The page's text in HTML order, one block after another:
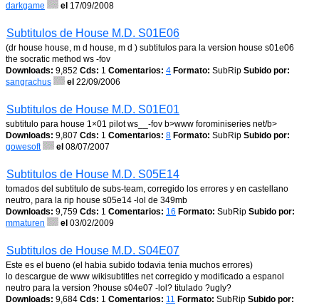
darkgame
el 17/09/2008
Subtitulos de House M.D. S01E06
(dr house house, m d house, m d ) subtitulos para la version house s01e06
the socratic method ws -fov
Downloads: 9,852 Cds: 1 Comentarios: 4 Formato: SubRip Subido por:
sangrachus
el 22/09/2006
Subtitulos de House M.D. S01E01
subtitulo para house 1×01 pilot ws__-fov b>www forominiseries net/b>
Downloads: 9,807 Cds: 1 Comentarios: 8 Formato: SubRip Subido por:
gowesoft
el 08/07/2007
Subtitulos de House M.D. S05E14
tomados del subtitulo de subs-team, corregido los errores y en castellano
neutro, para la rip house s05e14 -lol de 349mb
Downloads: 9,759 Cds: 1 Comentarios: 16 Formato: SubRip Subido por:
mmaturen
el 03/02/2009
Subtitulos de House M.D. S04E07
Este es el bueno (el habia subido todavia tenia muchos errores)
lo descargue de www wikisubtitles net corregido y modificado a espanol
neutro para la version ?house s04e07 -lol? titulado ?ugly?
Downloads: 9,684 Cds: 1 Comentarios: 11 Formato: SubRip Subido por: